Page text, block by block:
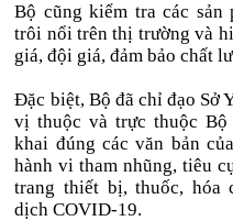
Bộ cũng kiểm tra các sản
trôi nổi trên thị trường và
giá, đội giá, đảm bảo chất
Đặc biệt, Bộ đã chỉ đạo Sở
vị thuộc và trực thuộc Bộ
khai đúng các văn bản
hành vi tham nhũng, tiêu
trang thiết bị, thuốc, hóa
dịch COVID-19.